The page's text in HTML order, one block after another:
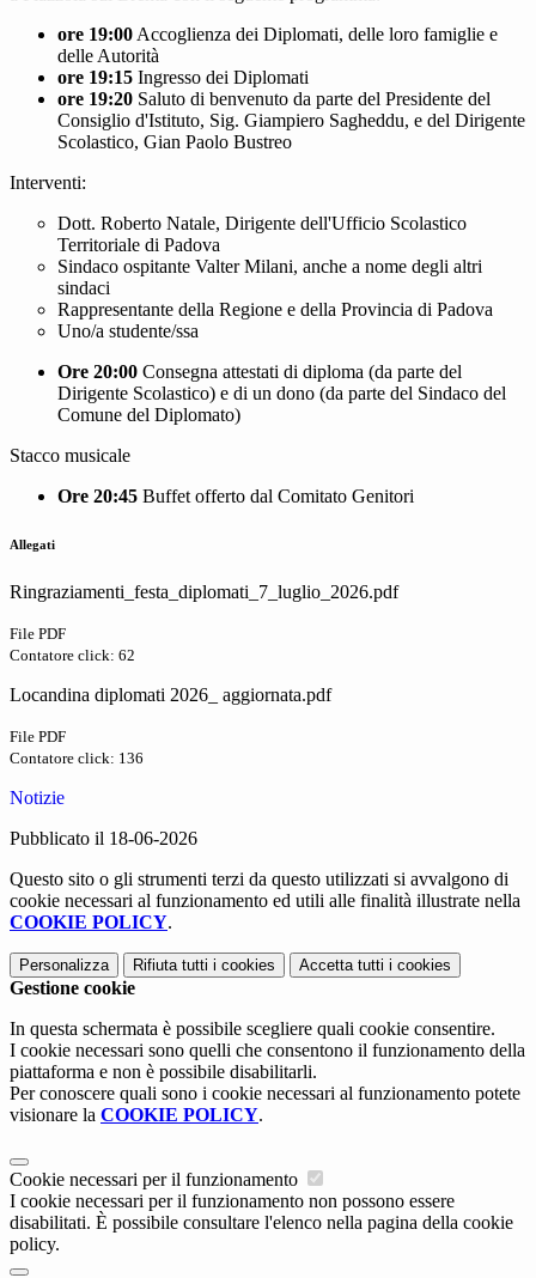
ore 19:00 Accoglienza dei Diplomati, delle loro famiglie e
delle Autorità
ore 19:15 Ingresso dei Diplomati
ore 19:20 Saluto di benvenuto da parte del Presidente del
Consiglio d'Istituto, Sig. Giampiero Sagheddu, e del Dirigente
Scolastico, Gian Paolo Bustreo
Interventi:
Dott. Roberto Natale, Dirigente dell'Ufficio Scolastico
Territoriale di Padova
Sindaco ospitante Valter Milani, anche a nome degli altri
sindaci
Rappresentante della Regione e della Provincia di Padova
Uno/a studente/ssa
Ore 20:00 Consegna attestati di diploma (da parte del
Dirigente Scolastico) e di un dono (da parte del Sindaco del
Comune del Diplomato)
Stacco musicale
Ore 20:45 Buffet offerto dal Comitato Genitori
Allegati
Ringraziamenti_festa_diplomati_7_luglio_2026.pdf
File PDF
Contatore click: 62
Locandina diplomati 2026_ aggiornata.pdf
File PDF
Contatore click: 136
Notizie
Pubblicato il 18-06-2026
Questo sito o gli strumenti terzi da questo utilizzati si avvalgono di
cookie necessari al funzionamento ed utili alle finalità illustrate nella
COOKIE POLICY.
Personalizza Rifiuta tutti i cookies Accetta tutti i cookies
Gestione cookie
In questa schermata è possibile scegliere quali cookie consentire.
I cookie necessari sono quelli che consentono il funzionamento della
piattaforma e non è possibile disabilitarli.
Per conoscere quali sono i cookie necessari al funzionamento potete
visionare la COOKIE POLICY.
Cookie necessari per il funzionamento
I cookie necessari per il funzionamento non possono essere
disabilitati. È possibile consultare l'elenco nella pagina della cookie
policy.